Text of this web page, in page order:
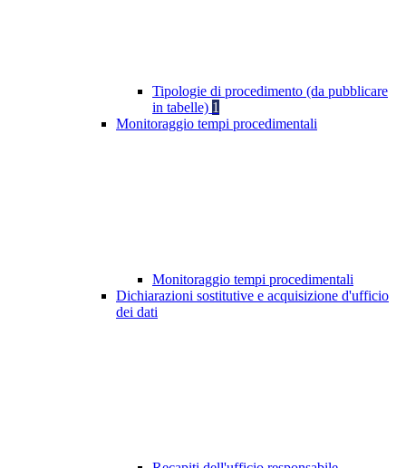
Tipologie di procedimento (da pubblicare
in tabelle) 1
Monitoraggio tempi procedimentali
Monitoraggio tempi procedimentali
Dichiarazioni sostitutive e acquisizione d'ufficio
dei dati